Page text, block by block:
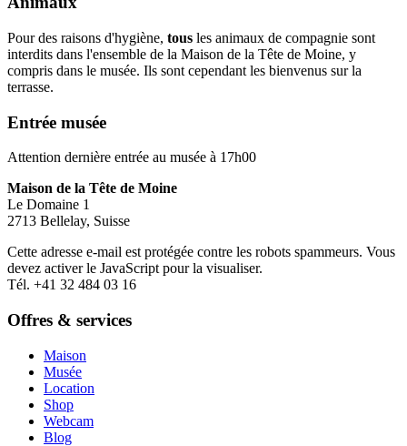
Pour des raisons d'hygiène, tous les animaux de compagnie sont
interdits dans l'ensemble de la Maison de la Tête de Moine, y
compris dans le musée. Ils sont cependant les bienvenus sur la
terrasse.
Entrée musée
Attention dernière entrée au musée à 17h00
Maison de la Tête de Moine
Le Domaine 1
2713 Bellelay, Suisse
Cette adresse e-mail est protégée contre les robots spammeurs. Vous
devez activer le JavaScript pour la visualiser.
Tél. +41 32 484 03 16
Offres & services
Maison
Musée
Location
Shop
Webcam
Blog